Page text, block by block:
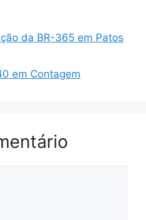
da BR-365 em Patos
em Contagem